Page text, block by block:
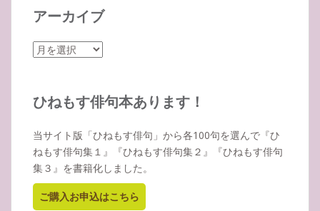
アーカイブ
ア
イ
ひねもす俳句本あります！
当サイト版「ひねもす俳句」から各100句を選んで『ひ
ねもす俳句集１』『ひねもす俳句集２』『ひねもす俳句
集３』を書籍化しました。
ご購入お申込はこちら